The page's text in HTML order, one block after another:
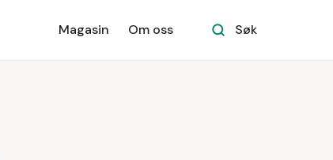
Magasin Om oss Søk